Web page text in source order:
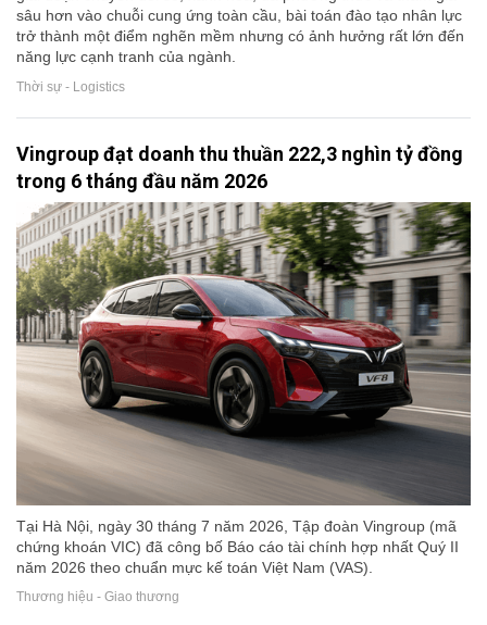
sâu hơn vào chuỗi cung ứng toàn cầu, bài toán đào tạo nhân lực
trở thành một điểm nghẽn mềm nhưng có ảnh hưởng rất lớn đến
năng lực cạnh tranh của ngành.
Thời sự - Logistics
Vingroup đạt doanh thu thuần 222,3 nghìn tỷ đồng
trong 6 tháng đầu năm 2026
Tại Hà Nội, ngày 30 tháng 7 năm 2026, Tập đoàn Vingroup (mã
chứng khoán VIC) đã công bố Báo cáo tài chính hợp nhất Quý II
năm 2026 theo chuẩn mực kế toán Việt Nam (VAS).
Thương hiệu - Giao thương